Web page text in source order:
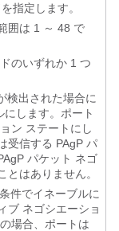
指定します。
囲は 1 ～ 48 で
のいずれか 1 つ
検出された場合に
にします。ポート
ン ステートにし
受信する PAgP パ
パケット ネゴ
とはありません。
件でイネーブルに
ブ ネゴシエーショ
場合、ポートは